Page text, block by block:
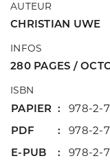
AUTEUR
CHRISTIAN UWE
INFOS
280 PAGES /
ISBN
PAPIER
978-2-
PDF
978-2-
E-PUB
978-2-